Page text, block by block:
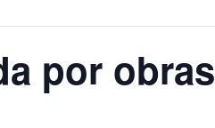
por obras